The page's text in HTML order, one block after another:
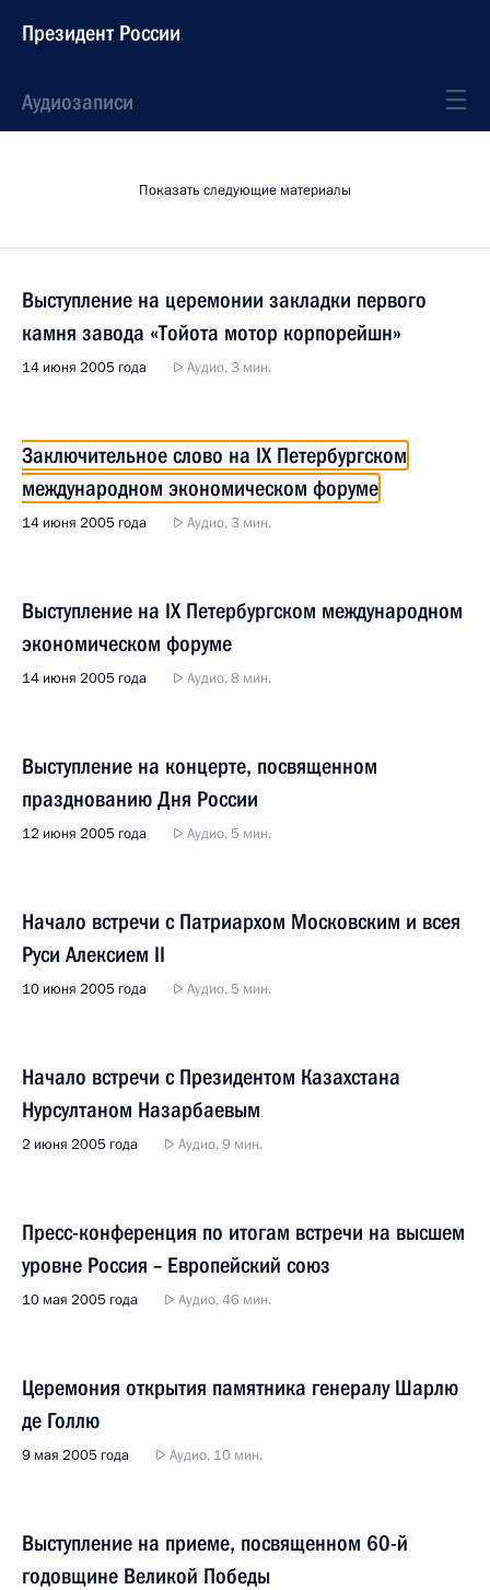
Президент России
Аудиозаписи
Показать следующие материалы
Выступление на церемонии закладки первого
камня завода «Тойота мотор корпорейшн»
14 июня 2005 года Аудио, 3 мин.
Заключительное слово на IX Петербургском
международном экономическом форуме
14 июня 2005 года Аудио, 3 мин.
Выступление на IX Петербургском международном
экономическом форуме
14 июня 2005 года Аудио, 8 мин.
Выступление на концерте, посвященном
празднованию Дня России
12 июня 2005 года Аудио, 5 мин.
Начало встречи с Патриархом Московским и всея
Руси Алексием II
10 июня 2005 года Аудио, 5 мин.
Начало встречи с Президентом Казахстана
Нурсултаном Назарбаевым
2 июня 2005 года Аудио, 9 мин.
Пресс-конференция по итогам встречи на высшем
уровне Россия – Европейский союз
10 мая 2005 года Аудио, 46 мин.
Церемония открытия памятника генералу Шарлю
де Голлю
9 мая 2005 года Аудио, 10 мин.
Выступление на приеме, посвященном 60-й
годовщине Великой Победы